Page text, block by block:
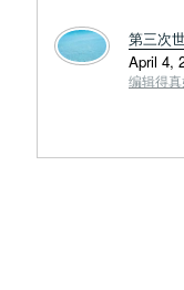
第三次
April 4,
编辑得真